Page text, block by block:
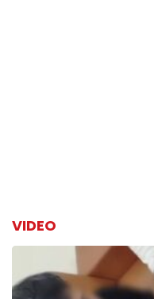
VIDEO